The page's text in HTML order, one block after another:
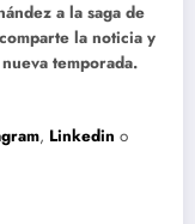
a la saga de
la noticia y
temporada.
, Linkedin o